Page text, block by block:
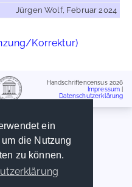
ein
die Nutzung
zu können.
Jürgen Wolf, Februar 2024
Korrektur)
Handschriftencensus 2026
Impressum
Datenschutzerklärung